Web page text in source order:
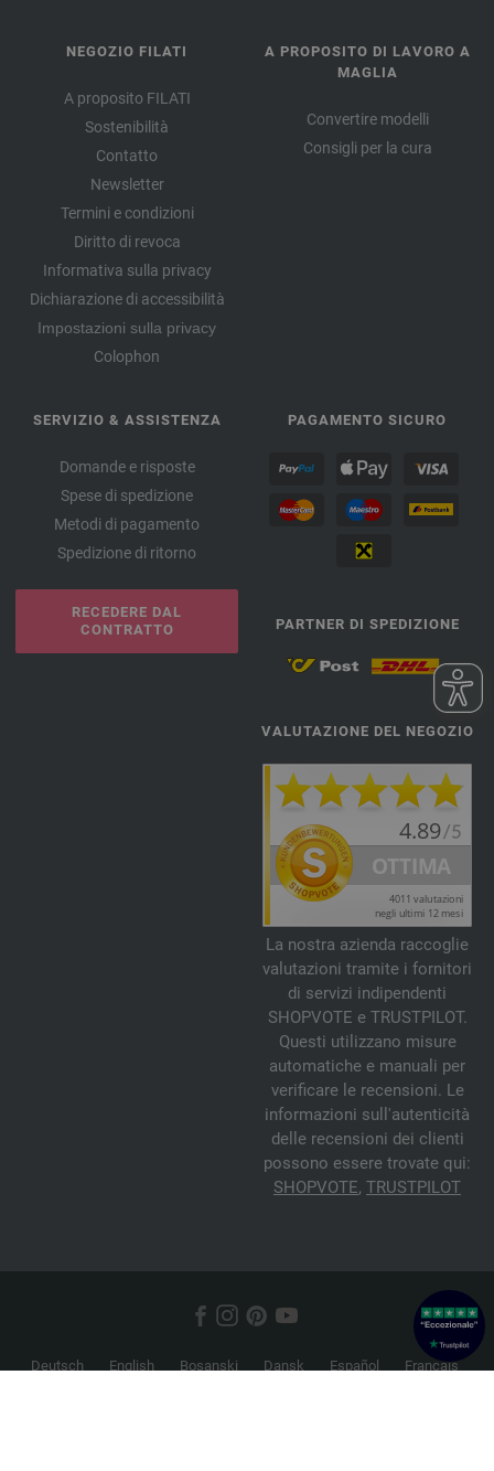
NEGOZIO FILATI
A proposito FILATI
Sostenibilità
Contatto
Newsletter
Termini e condizioni
Diritto di revoca
Informativa sulla privacy
Dichiarazione di accessibilità
Impostazioni sulla privacy
Colophon
A PROPOSITO DI LAVORO A
MAGLIA
Convertire modelli
Consigli per la cura
SERVIZIO & ASSISTENZA
Domande e risposte
Spese di spedizione
Metodi di pagamento
Spedizione di ritorno
RECEDERE DAL
CONTRATTO
PAGAMENTO SICURO
PARTNER DI SPEDIZIONE
VALUTAZIONE DEL NEGOZIO
La nostra azienda raccoglie
valutazioni tramite i fornitori
di servizi indipendenti
SHOPVOTE e TRUSTPILOT.
Questi utilizzano misure
automatiche e manuali per
verificare le recensioni. Le
informazioni sull'autenticità
delle recensioni dei clienti
possono essere trovate qui:
SHOPVOTE, TRUSTPILOT
Deutsch English Bosanski Dansk Español
Français